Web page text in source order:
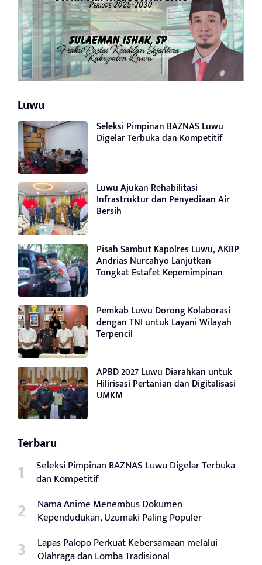
Luwu
Seleksi Pimpinan BAZNAS Luwu
Digelar Terbuka dan Kompetitif
Luwu Ajukan Rehabilitasi
Infrastruktur dan Penyediaan Air
Bersih
Pisah Sambut Kapolres Luwu, AKBP
Andrias Nurcahyo Lanjutkan
Tongkat Estafet Kepemimpinan
Pemkab Luwu Dorong Kolaborasi
dengan TNI untuk Layani Wilayah
Terpencil
APBD 2027 Luwu Diarahkan untuk
Hilirisasi Pertanian dan Digitalisasi
UMKM
Terbaru
Seleksi Pimpinan BAZNAS Luwu Digelar Terbuka
dan Kompetitif
Nama Anime Menembus Dokumen
Kependudukan, Uzumaki Paling Populer
Lapas Palopo Perkuat Kebersamaan melalui
Olahraga dan Lomba Tradisional